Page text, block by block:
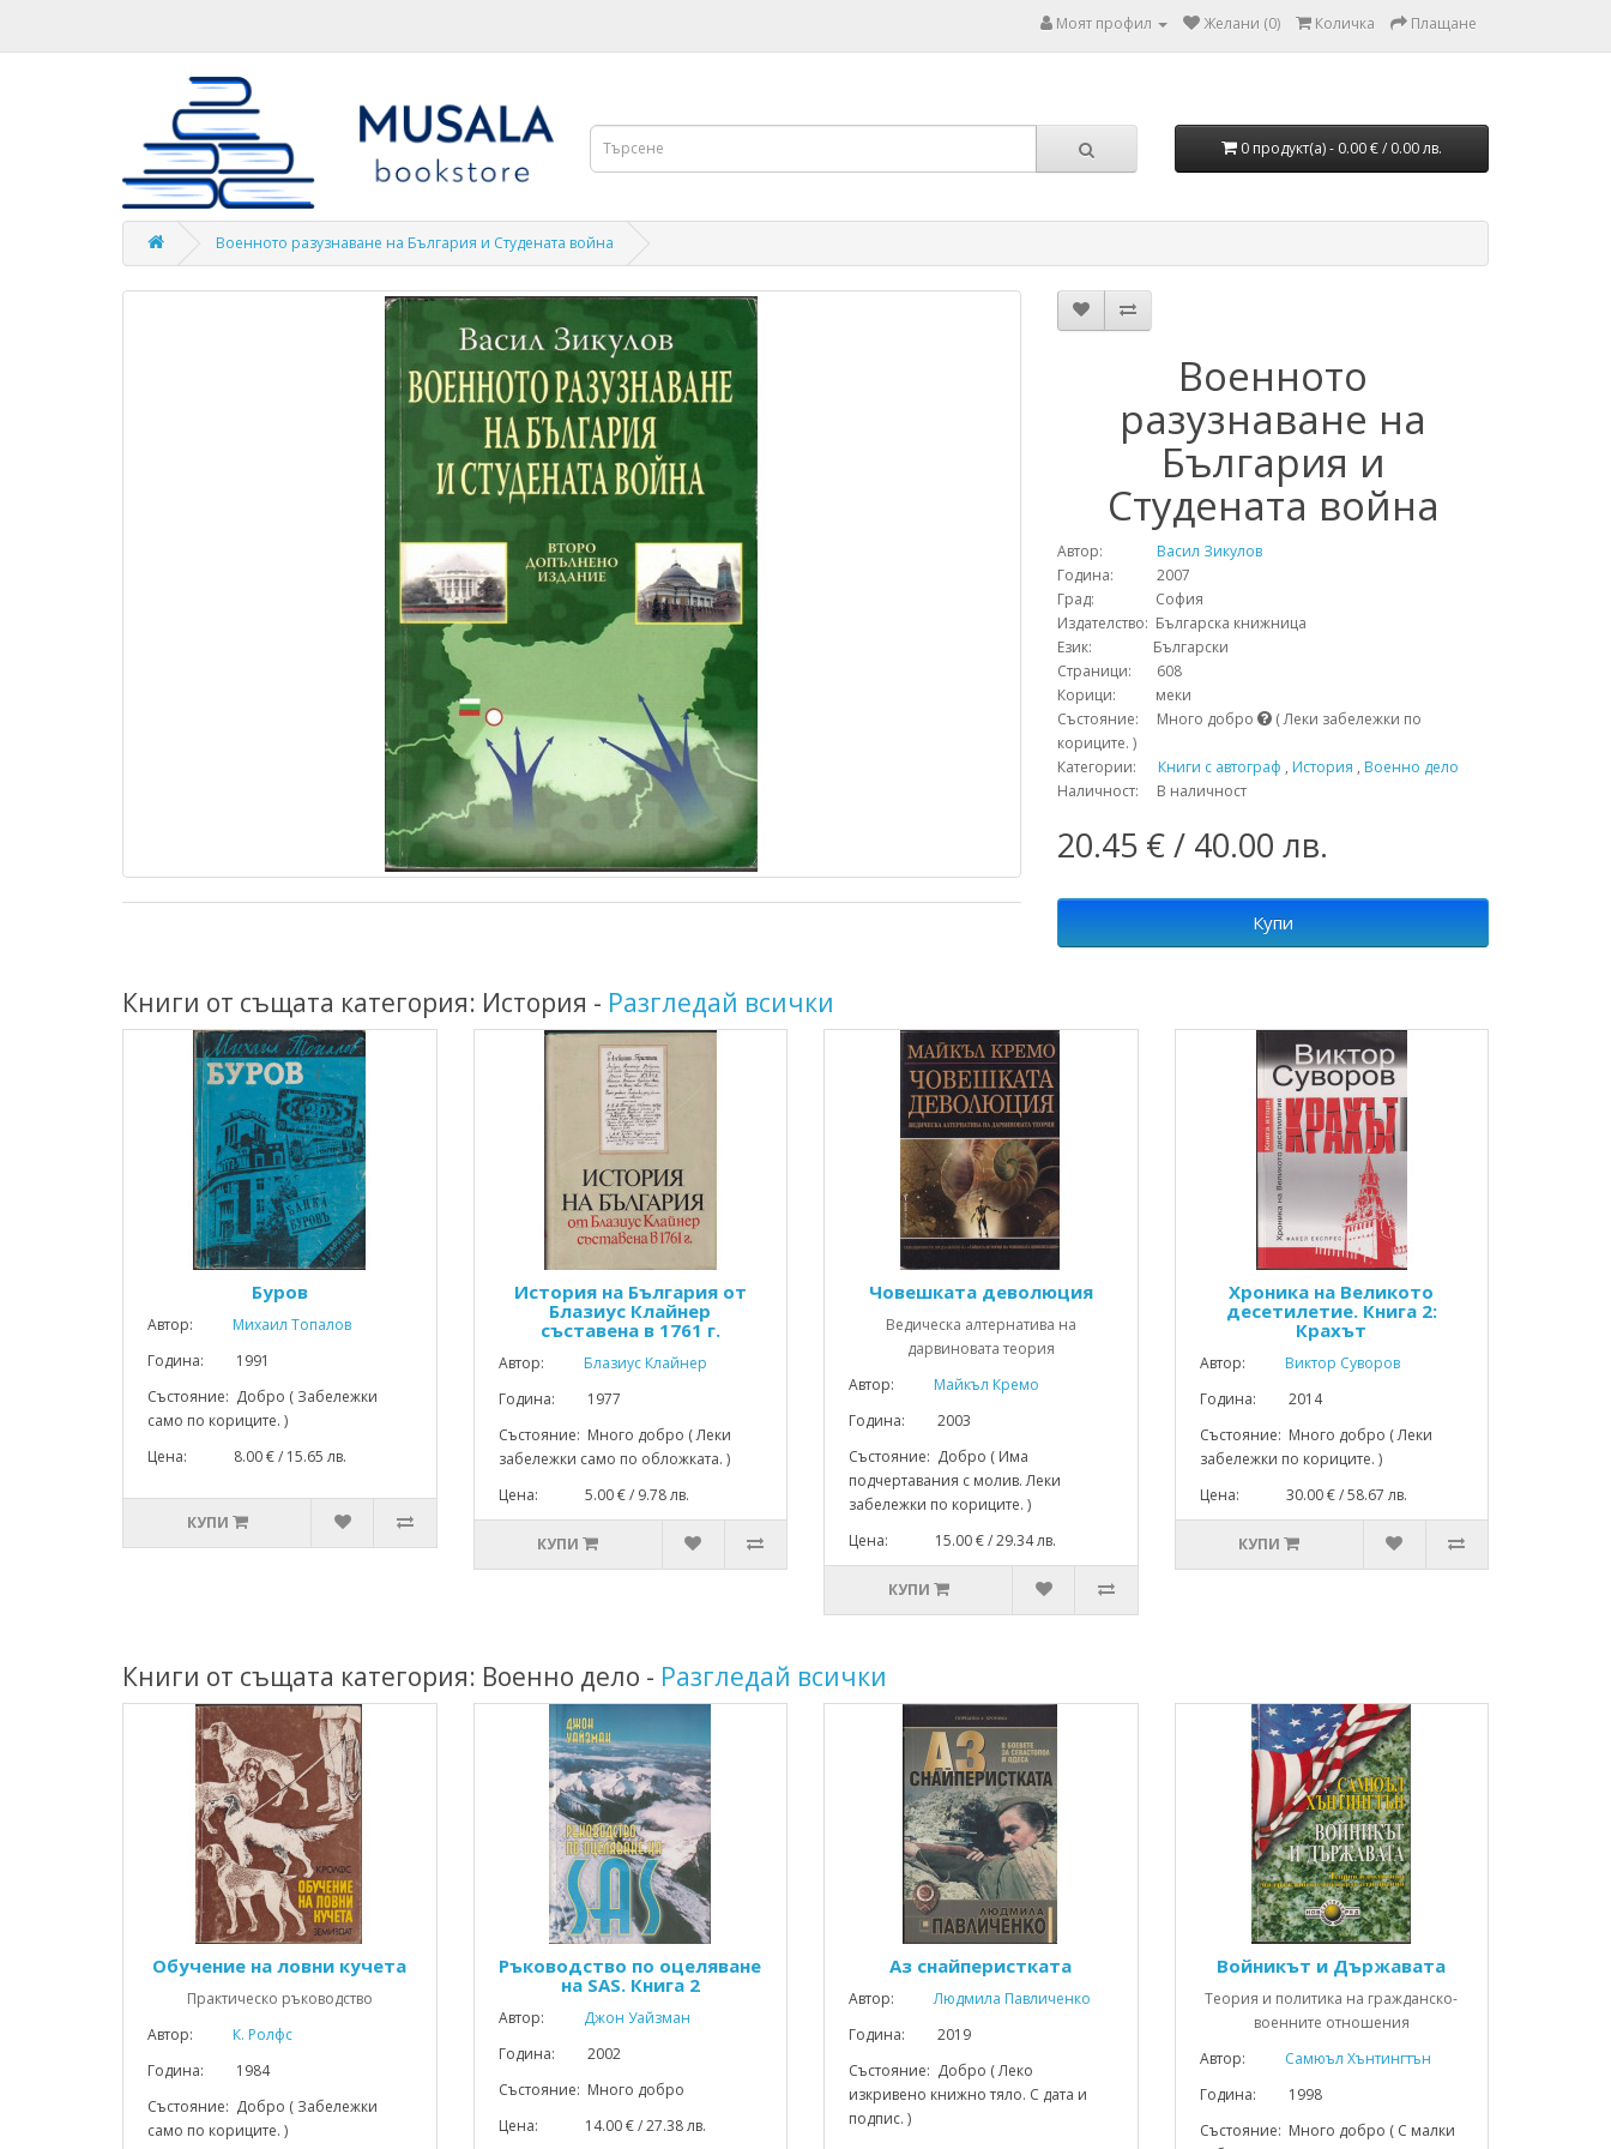
Моят профил Желани (0) Количка Плащане
0 продукт(а) - 0.00 € / 0.00 лв.
Военното разузнаване на България и Студената война
Военното
разузнаване на
България и
Студената война
Автор:
Васил Зикулов
Година: 2007
Град: София
Издателство: Българска книжница
Език: Български
Страници: 608
Корици: меки
Състояние: Много добро
( Леки забележки по
кориците. )
Категории: Книги с автограф , История , Военно дело
Наличност: В наличност
20.45 € / 40.00 лв.
Купи
Книги от същата категория: История - Разгледай всички
Буров
Автор:
Михаил Топалов
Година: 1991
Състояние: Добро ( Забележки
само по кориците. )
Цена: 8.00 € / 15.65 лв.
КУПИ
История на България от
Блазиус Клайнер
съставена в 1761 г.
Автор:
Блазиус Клайнер
Година: 1977
Състояние: Много добро ( Леки
забележки само по обложката. )
Цена: 5.00 € / 9.78 лв.
КУПИ
Човешката деволюция
Ведическа алтернатива на
дарвиновата теория
Автор:
Майкъл Кремо
Година: 2003
Състояние: Добро ( Има
подчертавания с молив. Леки
забележки по кориците. )
Цена: 15.00 € / 29.34 лв.
КУПИ
Хроника на Великото
десетилетие. Книга 2:
Крахът
Автор:
Виктор Суворов
Година: 2014
Състояние: Много добро ( Леки
забележки по кориците. )
Цена: 30.00 € / 58.67 лв.
КУПИ
Книги от същата категория: Военно дело - Разгледай всички
Обучение на ловни кучета
Практическо ръководство
Автор:
К. Ролфс
Година: 1984
Състояние: Добро ( Забележки
само по кориците. )
Ръководство по оцеляване
на SAS. Книга 2
Автор:
Джон Уайзман
Година: 2002
Състояние: Много добро
Цена: 14.00 € / 27.38 лв.
Аз снайперистката
Автор:
Людмила Павличенко
Година: 2019
Състояние: Добро ( Леко
изкривено книжно тяло. С дата и
подпис. )
Войникът и Държавата
Теория и политика на гражданско-
военните отношения
Автор:
Самюъл Хънтингтън
Година: 1998
Състояние: Много добро ( С малки